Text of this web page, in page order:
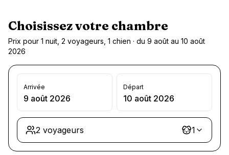
Choisissez votre chambre
Prix pour 1 nuit, 2 voyageurs, 1 chien · du 9 août au 10 août
2026
Arrivée
9 août 2026
Départ
10 août 2026
2 voyageurs 1